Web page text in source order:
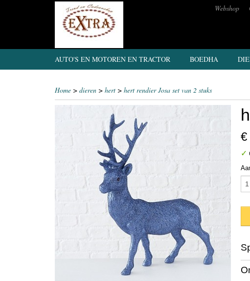
Webshop
AUTO'S EN MOTOREN EN TRACTOR BOEDHA
Home > dieren > hert > hert rendier Josa set van 2 stuks
€
✓